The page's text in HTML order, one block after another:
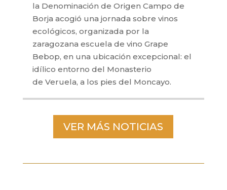
la Denominación de Origen Campo de
Borja acogió una jornada sobre vinos
ecológicos, organizada por la
zaragozana escuela de vino Grape
Bebop, en una ubicación excepcional: el
idílico entorno del Monasterio
de Veruela, a los pies del Moncayo.
VER MÁS NOTICIAS